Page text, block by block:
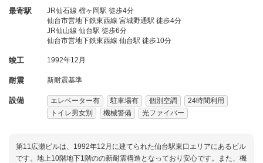
最寄駅
JR仙石線 榴ヶ岡駅 徒歩4分
仙台市営地下鉄東西線 宮城野通駅 徒歩4分
JR仙山線 仙台駅 徒歩6分
仙台市営地下鉄東西線 仙台駅 徒歩10分
竣工 1992年12月
耐震 新耐震基準
設備 エレベーター有 駐車場有 個別空調
24時間利用
トイレ男女別
機械警備 光ファイバー
第11広瀬ビルは、1992年12月に建てられた仙台駅東口エリアにあるビル
です。地上10階地下1階のの新耐震構造となっており安心です。また、機